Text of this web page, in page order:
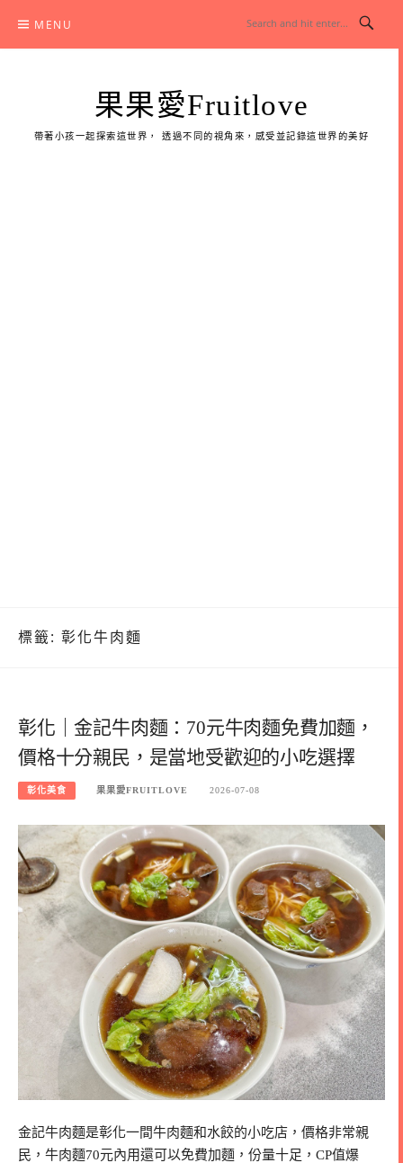
content
MENU
果果愛Fruitlove
帶著小孩一起探索這世界， 透過不同的視角來，感受並記錄這世界的美好
標籤: 彰化牛肉麵
彰化｜金記牛肉麵：70元牛肉麵免費加麵，
價格十分親民，是當地受歡迎的小吃選擇
彰化美食 果果愛FRUITLOVE 2026-07-08
金記牛肉麵是彰化一間牛肉麵和水餃的小吃店，價格非常親
民，牛肉麵70元內用還可以免費加麵，份量十足，CP值爆